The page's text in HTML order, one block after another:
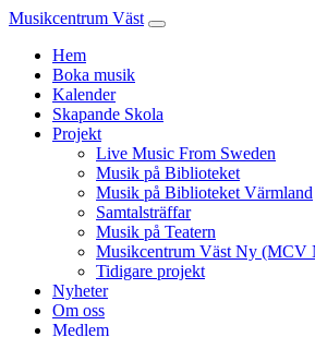
Musikcentrum Väst
Hem
Boka musik
Kalender
Skapande Skola
Projekt
Live Music From Sweden
Musik på Biblioteket
Musik på Biblioteket Värmland
Samtalsträffar
Musik på Teatern
Musikcentrum Väst Ny (MCV
Tidigare projekt
Nyheter
Om oss
Medlem